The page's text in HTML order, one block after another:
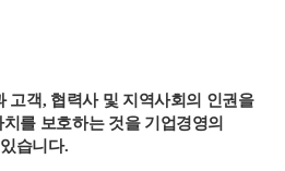
고객, 협력사 및 지역사회의 인권을
를 보호하는 것을 기업경영의
습니다.